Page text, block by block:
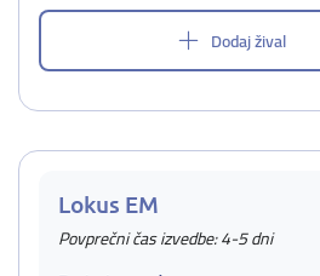
Dodaj žival
Lokus EM
Povprečni čas izvedbe: 4-5 dni